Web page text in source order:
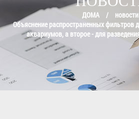
ДОМА / новости
Объяснение распространенных фильтров
аквариумов, а второе - для